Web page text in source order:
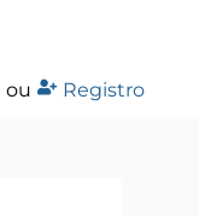
ou Registro